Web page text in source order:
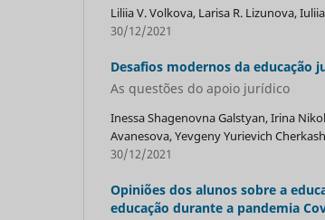
Liliia V. Volkova, Larisa R. Lizunova,
30/12/2021
Desafios modernos da educação
As questões do apoio jurídico
Inessa Shagenovna Galstyan, Irina
Avanesova, Yevgeny Yurievich
30/12/2021
Opiniões dos alunos sobre a
educação durante a pandemia